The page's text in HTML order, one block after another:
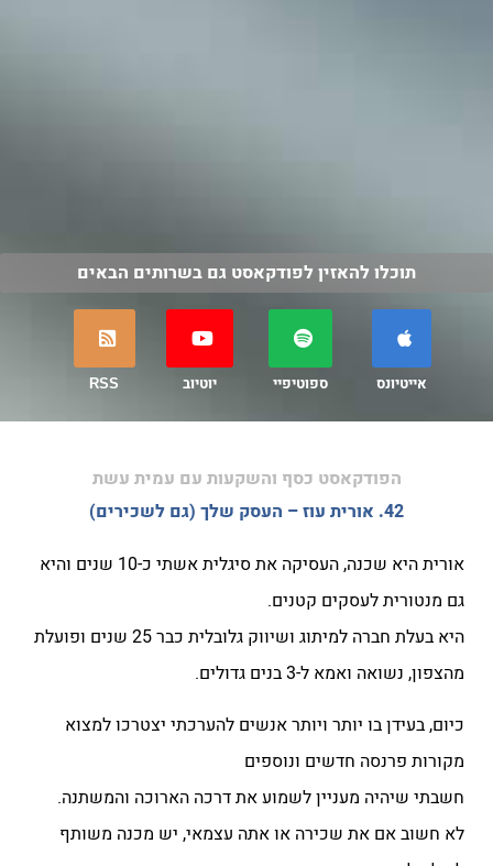
תוכלו להאזין לפודקאסט גם בשרותים הבאים
אייטיונס ספוטיפיי יוטיוב RSS
הפודקאסט כסף והשקעות עם עמית עשת
42. אורית עוז – העסק שלך (גם לשכירים)
אורית היא שכנה, העסיקה את סיגלית אשתי כ-10 שנים והיא
גם מנטורית לעסקים קטנים.
היא בעלת חברה למיתוג ושיווק גלובלית כבר 25 שנים ופועלת
מהצפון, נשואה ואמא ל-3 בנים גדולים.
כיום, בעידן בו יותר ויותר אנשים להערכתי יצטרכו למצוא
מקורות פרנסה חדשים ונוספים
חשבתי שיהיה מעניין לשמוע את דרכה הארוכה והמשתנה.
לא חשוב אם את שכירה או אתה עצמאי, יש מכנה משותף